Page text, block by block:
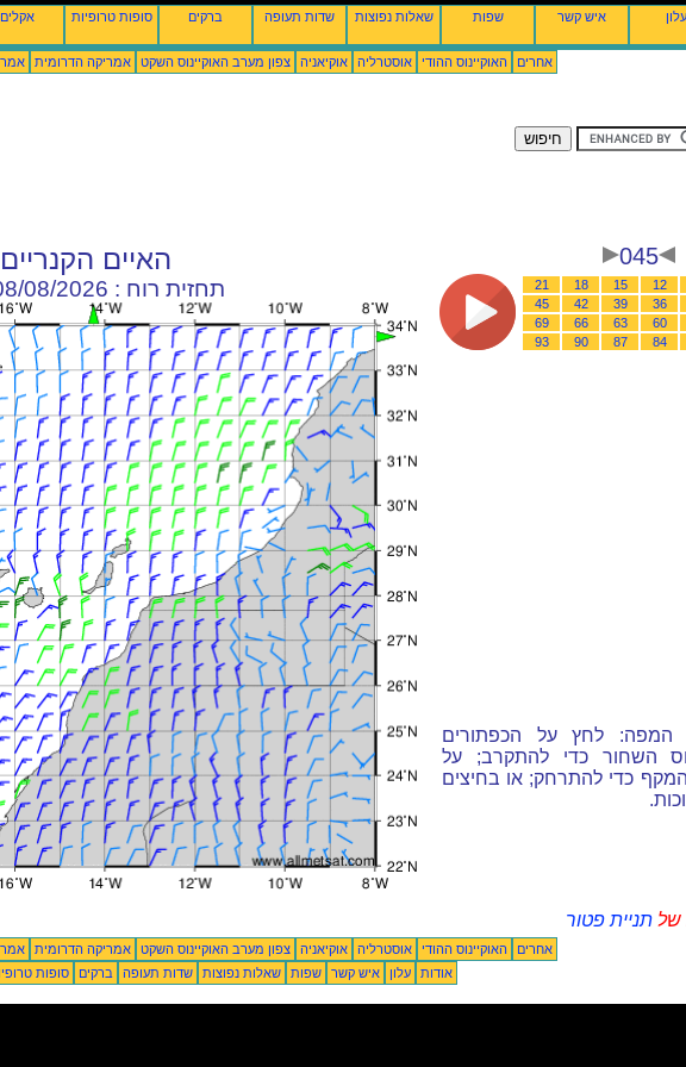
אקלים סופות טרופיות ברקים שדות תעופה שאלות נפוצות שפות איש קשר עלון
אמריקה הדרומית צפון מערב האוקיינוס השקט אוקיאניה אוסטרליה האוקיינוס ההודי אחרים
האיים
תחזית רוח : 08/08/2026 בשעה 09UTC
045
12
15
18
21
36
39
42
45
60
63
66
69
84
87
90
93
המפה: לחץ על הכפתורים
השחור כדי להתקרב; על
כדי להתרחק; או בחיצים
של תניית פטור
אמריקה הדרומית צפון מערב האוקיינוס השקט אוקיאניה אוסטרליה האוקיינוס ההודי
אחרים
סופות ברקים שדות תעופה שאלות נפוצות שפות איש קשר עלון אודות